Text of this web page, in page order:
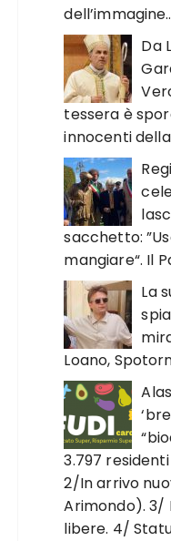
Da
tessera è
innocenti
sacchetto:
mangiare“. Il
La
Loano,
3.797
2/In arrivo
Arimondo). 3/
libere. 4/